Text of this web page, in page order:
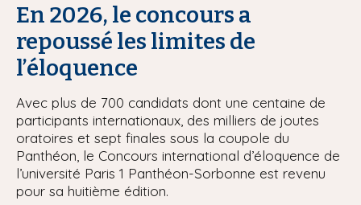
En 2026, le concours a
repoussé les limites de
l’éloquence
Avec plus de 700 candidats dont une centaine de
participants internationaux, des milliers de joutes
oratoires et sept finales sous la coupole du
Panthéon, le Concours international d’éloquence de
l’université Paris 1 Panthéon-Sorbonne est revenu
pour sa huitième édition.